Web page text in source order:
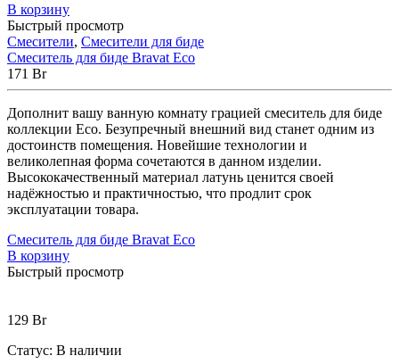
В корзину
Быстрый просмотр
Смесители, Смесители для биде
Смеситель для биде Bravat Eco
171 Br
Дополнит вашу ванную комнату грацией смеситель для биде
коллекции Eco. Безупречный внешний вид станет одним из
достоинств помещения. Новейшие технологии и
великолепная форма сочетаются в данном изделии.
Высококачественный материал латунь ценится своей
надёжностью и практичностью, что продлит срок
эксплуатации товара.
Смеситель для биде Bravat Eco
В корзину
Быстрый просмотр
129 Br
Статус: В наличии